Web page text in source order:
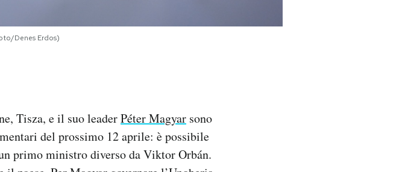
Denes Erdos)
Tisza, e il suo leaderPéter Magyar sono
del prossimo 12 aprile: è possibile
primo ministro diverso da Viktor Orbán.